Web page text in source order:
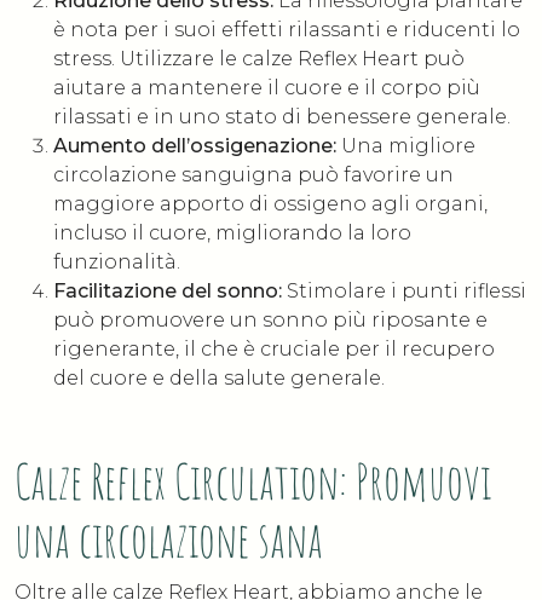
è nota per i suoi effetti rilassanti e riducenti lo
stress. Utilizzare le calze Reflex Heart può
aiutare a mantenere il cuore e il corpo più
rilassati e in uno stato di benessere generale.
Aumento dell’ossigenazione: Una migliore
circolazione sanguigna può favorire un
maggiore apporto di ossigeno agli organi,
incluso il cuore, migliorando la loro
funzionalità.
Facilitazione del sonno: Stimolare i punti riflessi
può promuovere un sonno più riposante e
rigenerante, il che è cruciale per il recupero
del cuore e della salute generale.
Calze Reflex Circulation: Promuovi
una circolazione sana
Oltre alle calze Reflex Heart, abbiamo anche le